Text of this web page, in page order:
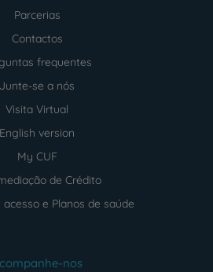
Parcerias
Contactos
frequentes
Junte-se a nós
Visita Virtual
English version
My CUF
de Crédito
acesso e Planos de saúde
nos